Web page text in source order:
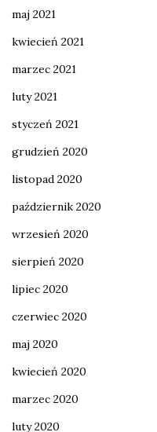
maj 2021
kwiecień 2021
marzec 2021
luty 2021
styczeń 2021
grudzień 2020
listopad 2020
październik 2020
wrzesień 2020
sierpień 2020
lipiec 2020
czerwiec 2020
maj 2020
kwiecień 2020
marzec 2020
luty 2020